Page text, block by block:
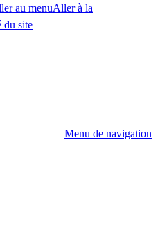
au menuAller à la
du site
Menu de navigation